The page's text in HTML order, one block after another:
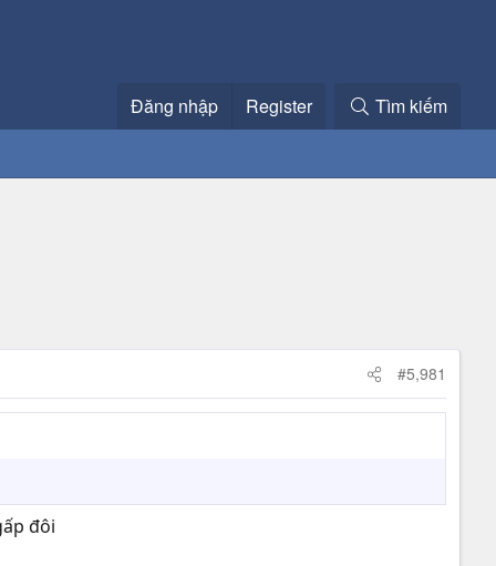
Đăng nhập Register Tìm kiếm
#5,981
đôi